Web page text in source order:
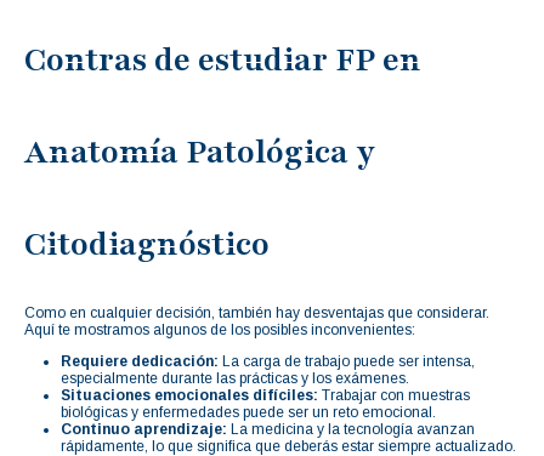
Contras de estudiar FP en
Anatomía Patológica y
Citodiagnóstico
Como en cualquier decisión, también hay desventajas que considerar.
Aquí te mostramos algunos de los posibles inconvenientes:
Requiere dedicación: La carga de trabajo puede ser intensa,
especialmente durante las prácticas y los exámenes.
Situaciones emocionales difíciles: Trabajar con muestras
biológicas y enfermedades puede ser un reto emocional.
Continuo aprendizaje: La medicina y la tecnología avanzan
rápidamente, lo que significa que deberás estar siempre actualizado.